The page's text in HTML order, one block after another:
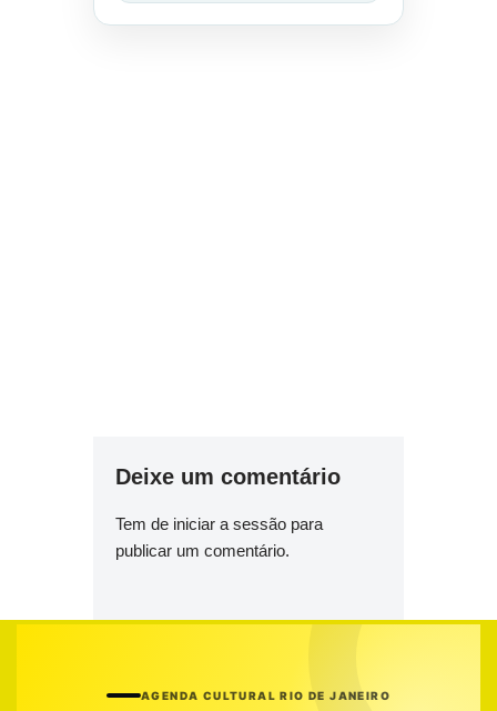
Deixe um comentário
Tem de iniciar a sessão para
publicar um comentário.
AGENDA CULTURAL RIO DE JANEIRO